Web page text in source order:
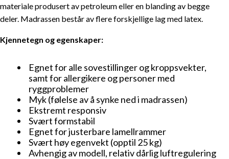
materiale produsert av petroleum eller en blanding av begge
deler. Madrassen består av flere forskjellige lag med latex.
Kjennetegn og egenskaper:
Egnet for alle sovestillinger og kroppsvekter,
samt for allergikere og personer med
ryggproblemer
Myk (følelse av å synke ned i madrassen)
Ekstremt responsiv
Svært formstabil
Egnet for justerbare lamellrammer
Svært høy egenvekt (opptil 25 kg)
Avhengig av modell, relativ dårlig luftregulering